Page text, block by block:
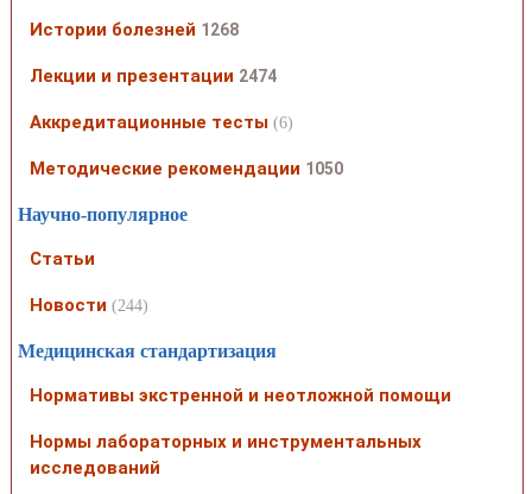
Истории болезней 1268
Лекции и презентации 2474
Аккредитационные тесты (6)
Методические рекомендации 1050
Научно-популярное
Статьи
Новости (244)
Медицинская стандартизация
Нормативы экстренной и неотложной помощи
Нормы лабораторных и инструментальных
исследований